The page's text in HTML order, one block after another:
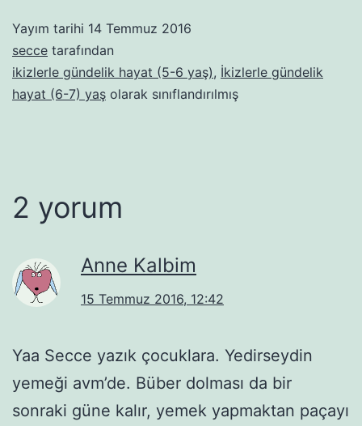
Yayım tarihi 14 Temmuz 2016
secce tarafından
ikizlerle gündelik hayat (5-6 yaş), İkizlerle gündelik
hayat (6-7) yaş olarak sınıflandırılmış
2 yorum
Anne Kalbim
15 Temmuz 2016, 12:42
Yaa Secce yazık çocuklara. Yedirseydin
yemeği avm’de. Büber dolması da bir
sonraki güne kalır, yemek yapmaktan paçayı